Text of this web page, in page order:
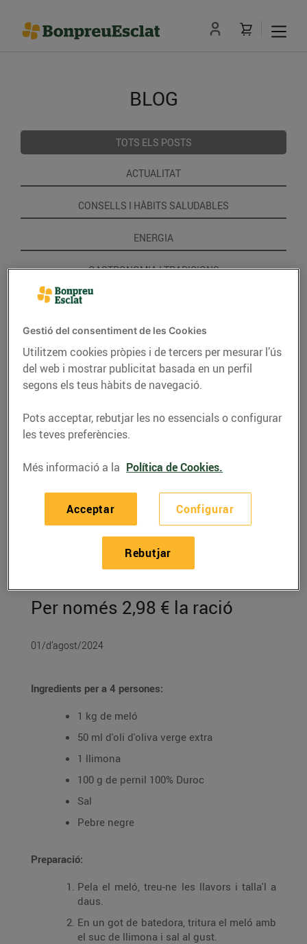
BLOG
TOTS ELS POSTS
ACTUALITAT
CONSELLS I HÀBITS SALUDABLES
ENERGIA
GASTRONOMIA I TRADICIONS
RECEPTES
Crema freda de meló
amb cruixent de pernil
salat
Per només 2,98 € la ració
01/d’agost/2024
Ingredients per a 4 persones:
1 kg de meló
50 ml d'oli d'oliva verge extra
1 llimona
100 g de pernil 100% Duroc
Sal
Pebre negre
Preparació:
Pela el meló, treu-ne les llavors i talla'l a
daus.
En un got de batedora, tritura el meló amb
el suc de llimona i sal al gust.
Gestió del consentiment de les Cookies
Utilitzem cookies pròpies i de tercers per mesurar l’ús
del web i mostrar publicitat basada en un perfil
segons els teus hàbits de navegació.
Pots acceptar, rebutjar les no essencials o configurar
les teves preferències.
Més informació a la Política de Cookies.
Configurar
Rebutjar
Acceptar